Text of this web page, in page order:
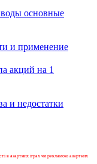
воды основные
и применение
акций на 1
и недостатки
в азартних іграх чи рекламою азартних